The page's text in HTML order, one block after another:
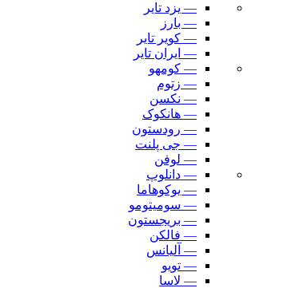
— یزد تایر
— بارز
— کویر تایر
— ایران تایر
— کومهو
— زتوم
— نکسن
— هانکوک
— رودستون
— جی پلنت
— لوفن
— دانلوپ
— یوکوهاما
— سومیتومو
— بریجستون
— فالکن
— آلیانس
— تویو
— لاسا